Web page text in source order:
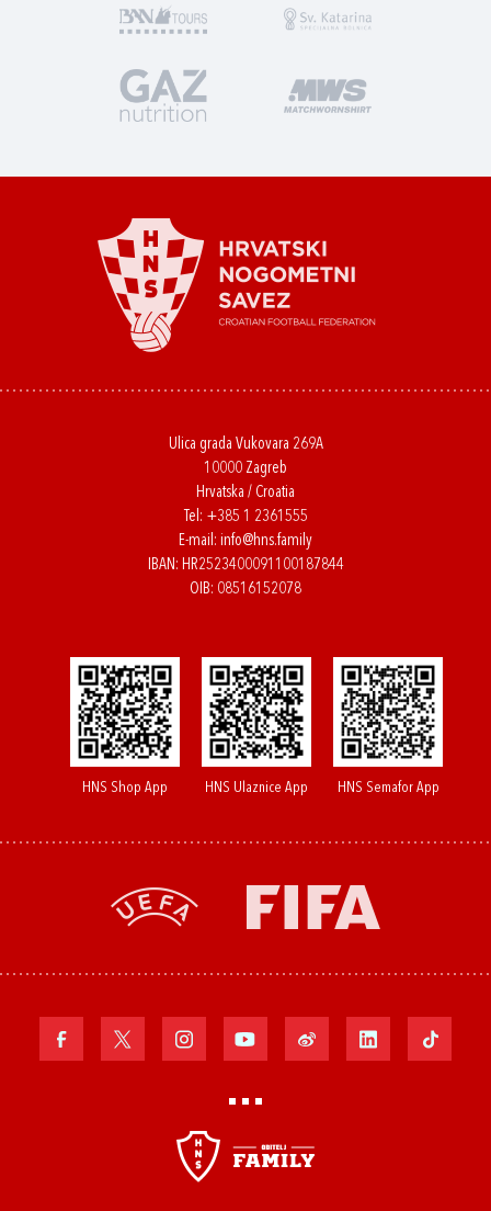
Ulica grada Vukovara 269A
10000 Zagreb
Hrvatska / Croatia
Tel: +385 1 2361555
E-mail: info@hns.family
IBAN: HR2523400091100187844
OIB: 08516152078
HNS Shop App HNS Ulaznice App HNS Semafor App